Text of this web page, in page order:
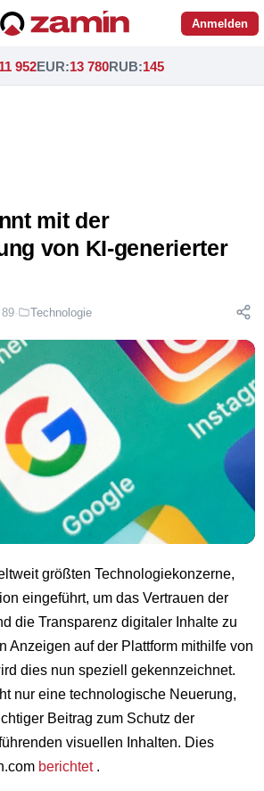
Anmelden
11 952EUR:13 780RUB:145
mit der
von KI-generierter
89· Technologie
größten Technologiekonzerne,
eingeführt, um das Vertrauen der
die Transparenz digitaler Inhalte zu
Anzeigen auf der Plattform mithilfe von
dies nun speziell gekennzeichnet.
nur eine technologische Neuerung,
Beitrag zum Schutz der
visuellen Inhalten. Dies
berichtet.